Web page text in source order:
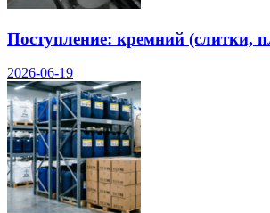
Поступление: кремний (слитки,
2026-06-19